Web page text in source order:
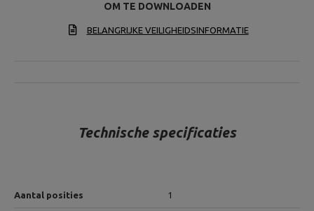
OM TE DOWNLOADEN
BELANGRIJKE VEILIGHEIDSINFORMATIE
Technische specificaties
Aantal posities 1